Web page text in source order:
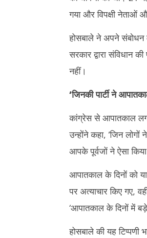
गया और विपक्षी नेताओं
होसबाले ने अपने संबोधन
सरकार द्वारा संविधान
नहीं।
‘जिनकी पार्टी ने
कांग्रेस से आपातकाल
उन्होंने कहा, ‘जिन
आपके पूर्वजों ने ऐसा
आपातकाल के दिनों को
पर अत्याचार किए गए,
‘आपातकाल के दिनों में
होसबाले की यह टिप्पणी